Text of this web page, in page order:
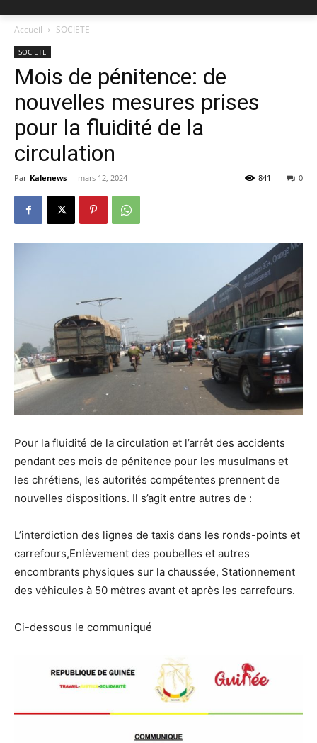
Accueil SOCIETE
SOCIETE
Mois de pénitence: de
nouvelles mesures prises
pour la fluidité de la
circulation
Par Kalenews - mars 12, 2024 0
841
Pour la fluidité de la circulation et l’arrêt des accidents
pendant ces mois de pénitence pour les musulmans et
les chrétiens, les autorités compétentes prennent de
nouvelles dispositions. Il s’agit entre autres de :
L’interdiction des lignes de taxis dans les ronds-points et
carrefours,Enlèvement des poubelles et autres
encombrants physiques sur la chaussée, Stationnement
des véhicules à 50 mètres avant et après les carrefours.
Ci-dessous le communiqué